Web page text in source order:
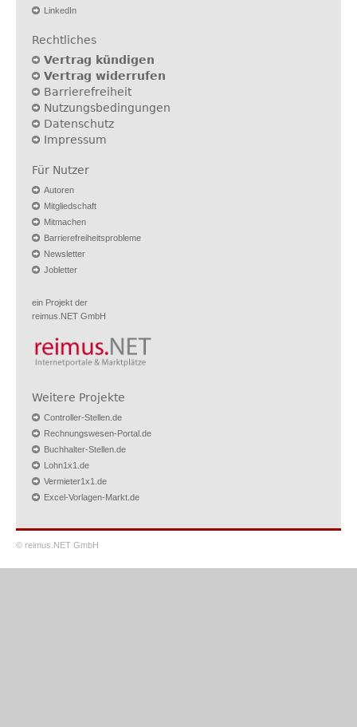
LinkedIn
Rechtliches
Vertrag kündigen
Vertrag widerrufen
Barrierefreiheit
Nutzungsbedingungen
Datenschutz
Impressum
Für Nutzer
Autoren
Mitgliedschaft
Mitmachen
Barrierefreiheitsprobleme
Newsletter
Jobletter
ein Projekt der
reimus.NET GmbH
Weitere Projekte
Controller-Stellen.de
Rechnungswesen-Portal.de
Buchhalter-Stellen.de
Lohn1x1.de
Vermieter1x1.de
Excel-Vorlagen-Markt.de
© reimus.NET GmbH